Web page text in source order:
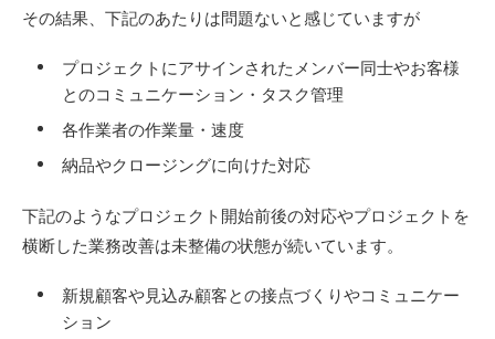
その結果、下記のあたりは問題ないと感じていますが
プロジェクトにアサインされたメンバー同士やお客様
とのコミュニケーション・タスク管理
各作業者の作業量・速度
納品やクロージングに向けた対応
下記のようなプロジェクト開始前後の対応やプロジェクトを
横断した業務改善は未整備の状態が続いています。
新規顧客や見込み顧客との接点づくりやコミュニケー
ション